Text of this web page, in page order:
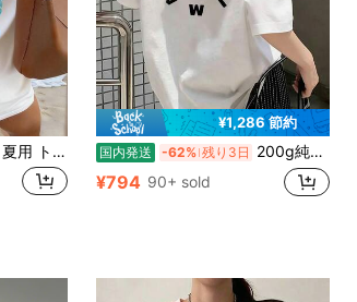
カジュアル バケーション トップス ホワイト
¥1,286 節約
国内発送 -62% 残り3日 200g純綿Tシャツ2026年夏レディース新作半袖純綿ホリデー柄半袖丸首カップル着用小シャツトップス
¥794 90+ sold